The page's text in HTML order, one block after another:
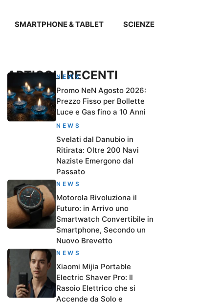
SMARTPHONE & TABLET SCIENZE
ARTICOLI RECENTI
NEWS
Promo NeN Agosto 2026:
Prezzo Fisso per Bollette
Luce e Gas fino a 10 Anni
NEWS
Svelati dal Danubio in
Ritirata: Oltre 200 Navi
Naziste Emergono dal
Passato
NEWS
Motorola Rivoluziona il
Futuro: in Arrivo uno
Smartwatch Convertibile in
Smartphone, Secondo un
Nuovo Brevetto
NEWS
Xiaomi Mijia Portable
Electric Shaver Pro: Il
Rasoio Elettrico che si
Accende da Solo e